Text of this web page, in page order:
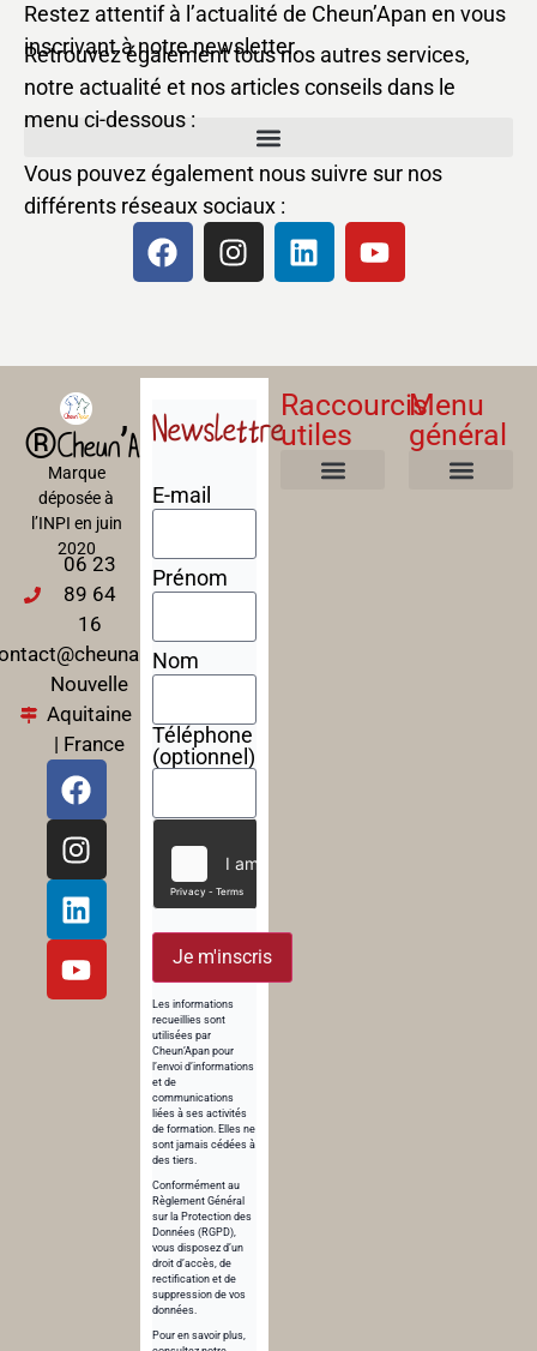
Restez attentif à l’actualité de Cheun’Apan en vous
inscrivant à notre newsletter.
Retrouvez également tous nos autres services,
notre actualité et nos articles conseils dans le
menu ci-dessous :
Vous pouvez également nous suivre sur nos
différents réseaux sociaux :
®Cheun’Apan
Marque
déposée à
l’INPI en juin
2020
06 23
89 64
16
Nouvelle
Aquitaine
| France
Newslettre
E-mail
Prénom
Nom
Téléphone
(optionnel)
Je m'inscris
Les informations
recueillies sont
utilisées par
Cheun’Apan pour
l’envoi d’informations
et de
communications
liées à ses activités
de formation. Elles ne
sont jamais cédées à
des tiers.
Conformément au
Règlement Général
sur la Protection des
Données (RGPD),
vous disposez d’un
droit d’accès, de
rectification et de
suppression de vos
données.
Pour en savoir plus,
Raccourcis
utiles
Menu
général